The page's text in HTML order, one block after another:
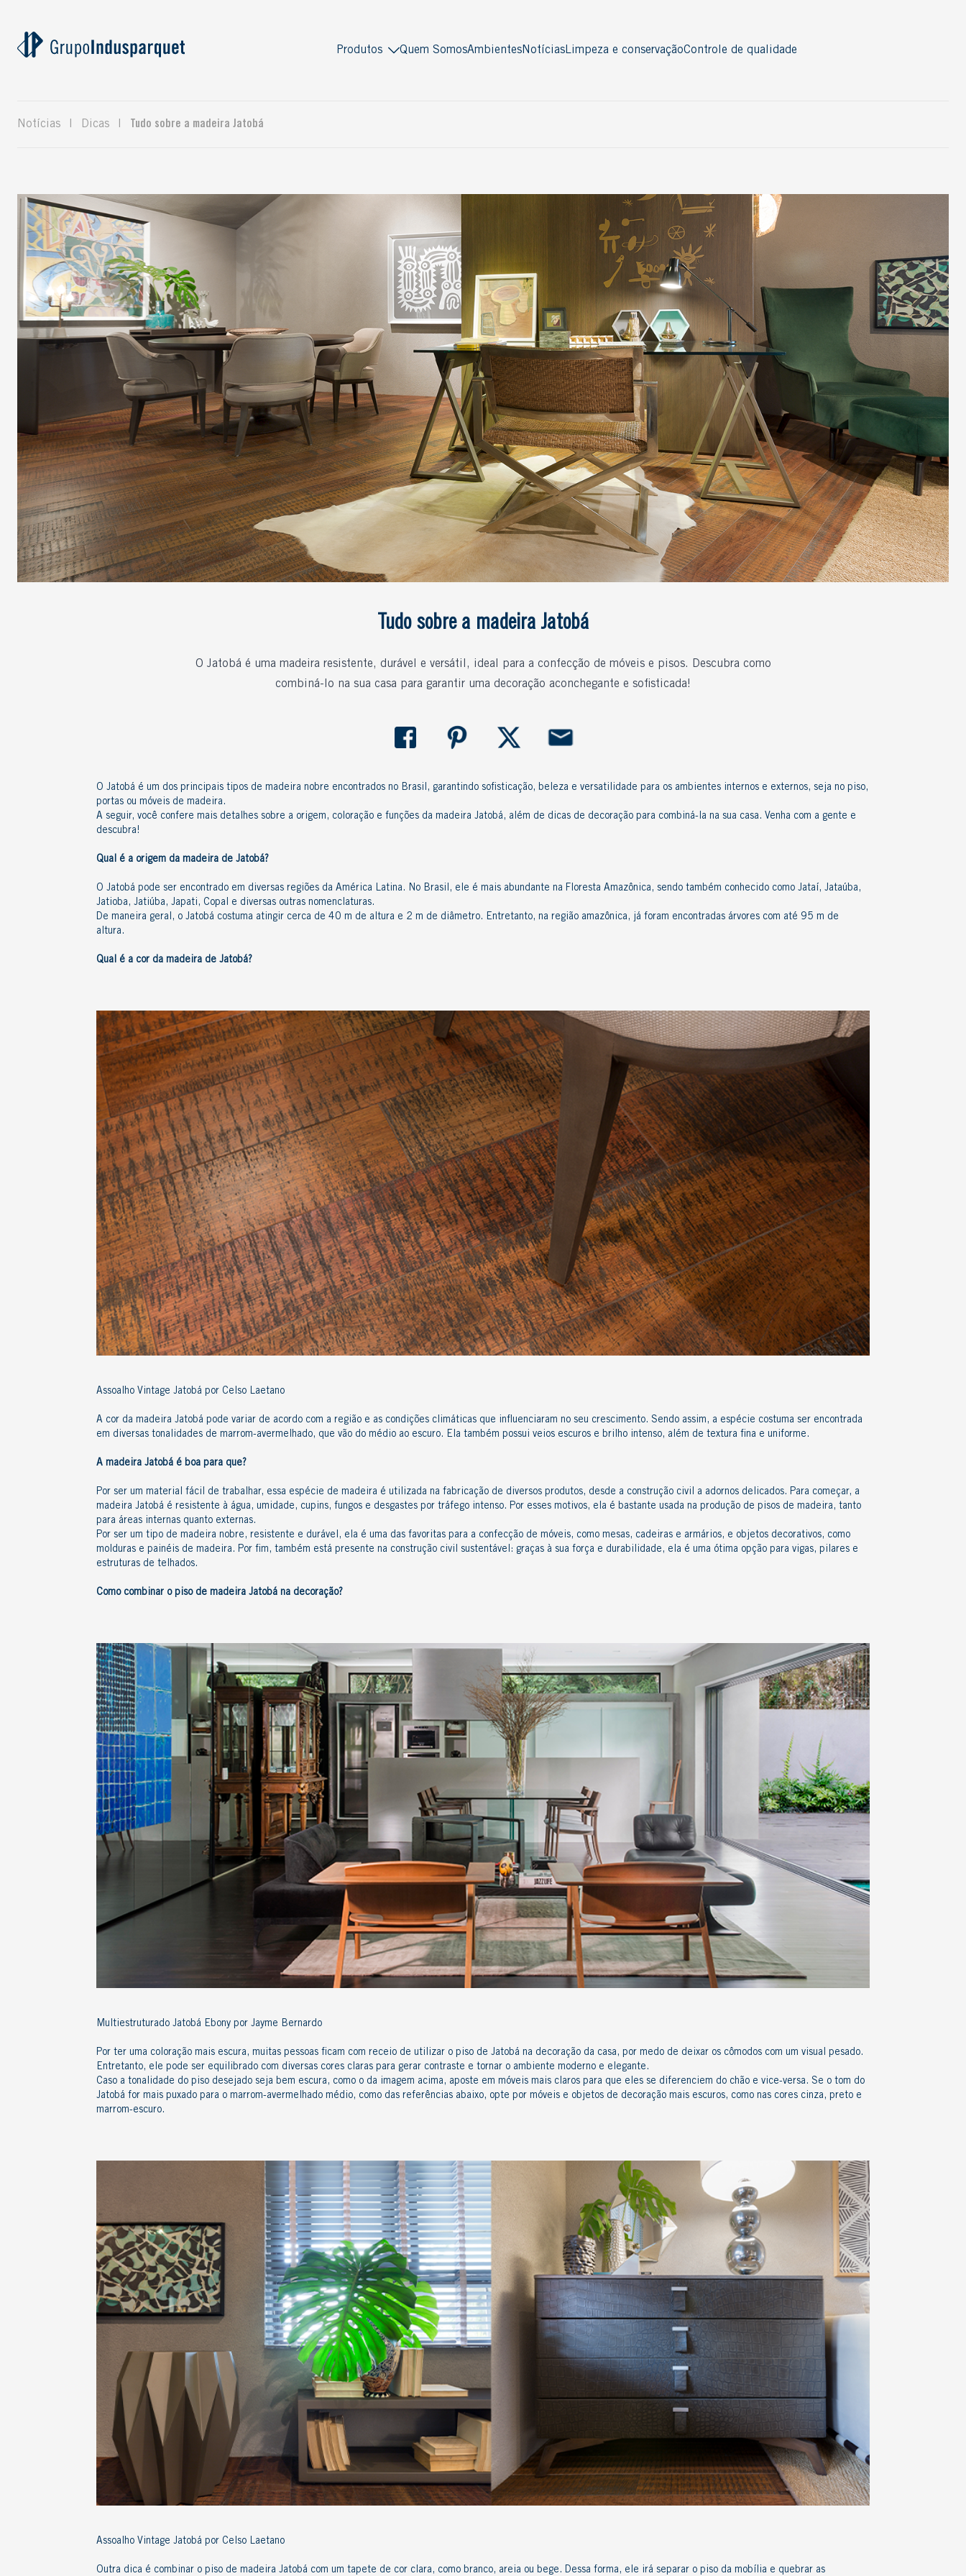
Produtos
Soleira / Lambri
Tradicional
Thresold
T-Molding
Ver todos
Quem SomosAmbientesNotíciasLimpeza e conservaçãoControle de qualidade
Notícias Dicas Tudo sobre a madeira Jatobá
Tudo sobre a madeira Jatobá
O Jatobá é uma madeira resistente, durável e versátil, ideal para a confecção de móveis e pisos. Descubra como
combiná-lo na sua casa para garantir uma decoração aconchegante e sofisticada!
O Jatobá é um dos principais tipos de madeira nobre encontrados no Brasil, garantindo sofisticação, beleza e versatilidade para os ambientes internos e externos, seja no piso,
portas ou móveis de madeira.
A seguir, você confere mais detalhes sobre a origem, coloração e funções da madeira Jatobá, além de dicas de decoração para combiná-la na sua casa. Venha com a gente e
descubra!
Qual é a origem da madeira de Jatobá?
O Jatobá pode ser encontrado em diversas regiões da América Latina. No Brasil, ele é mais abundante na Floresta Amazônica, sendo também conhecido como Jataí, Jataúba,
Jatioba, Jatiúba, Japati, Copal e diversas outras nomenclaturas.
De maneira geral, o Jatobá costuma atingir cerca de 40 m de altura e 2 m de diâmetro. Entretanto, na região amazônica, já foram encontradas árvores com até 95 m de
altura.
Qual é a cor da madeira de Jatobá?
Assoalho Vintage Jatobá por Celso Laetano
A cor da madeira Jatobá pode variar de acordo com a região e as condições climáticas que influenciaram no seu crescimento. Sendo assim, a espécie costuma ser encontrada
em diversas tonalidades de marrom-avermelhado, que vão do médio ao escuro. Ela também possui veios escuros e brilho intenso, além de textura fina e uniforme.
A madeira Jatobá é boa para que?
Por ser um material fácil de trabalhar, essa espécie de madeira é utilizada na fabricação de diversos produtos, desde a construção civil a adornos delicados. Para começar, a
madeira Jatobá é resistente à água, umidade, cupins, fungos e desgastes por tráfego intenso. Por esses motivos, ela é bastante usada na produção de pisos de madeira , tanto
para áreas internas quanto externas.
Por ser um tipo de madeira nobre , resistente e durável, ela é uma das favoritas para a confecção de móveis, como mesas, cadeiras e armários, e objetos decorativos, como
molduras e painéis de madeira. Por fim, também está presente na construção civil sustentável : graças à sua força e durabilidade, ela é uma ótima opção para vigas, pilares e
estruturas de telhados.
Como combinar o piso de madeira Jatobá na decoração?
Multiestruturado Jatobá Ebony por Jayme Bernardo
Por ter uma coloração mais escura, muitas pessoas ficam com receio de utilizar o piso de Jatobá na decoração da casa, por medo de deixar os cômodos com um visual pesado.
Entretanto, ele pode ser equilibrado com diversas cores claras para gerar contraste e tornar o ambiente moderno e elegante.
Caso a tonalidade do piso desejado seja bem escura, como o da imagem acima, aposte em móveis mais claros para que eles se diferenciem do chão e vice-versa. Se o tom do
Jatobá for mais puxado para o marrom-avermelhado médio, como das referências abaixo, opte por móveis e objetos de decoração mais escuros, como nas cores cinza, preto e
marrom-escuro.
Assoalho Vintage Jatobá por Celso Laetano
Outra dica é combinar o piso de madeira Jatobá com um tapete de cor clara , como branco, areia ou bege. Dessa forma, ele irá separar o piso da mobília e quebrar as